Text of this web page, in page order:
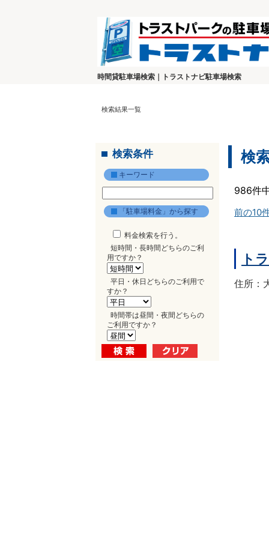
時間貸駐車場検索｜トラストナビ駐車場検索
検索結果一覧
検索条件
キーワード
「駐車場料金」から探す
料金検索を行う。
短時間・長時間どちらのご利
用ですか？
平日・休日どちらのご利用で
すか？
時間帯は昼間・夜間どちらの
ご利用ですか？
検
986件
前の10
ト
住所：